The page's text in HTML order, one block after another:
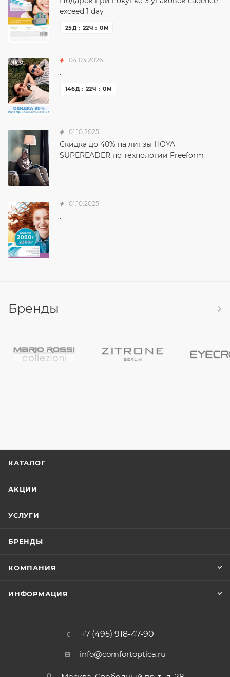
exceed 1 day
25д 22ч 0м
04.03.2026
.
146д 22ч 0м
01.10.2025
Скидка до 40% на линзы HOYA
SUPEREADER по технологии Freeform
01.10.2025
.
Бренды
КАТАЛОГ
АКЦИИ
УСЛУГИ
БРЕНДЫ
КОМПАНИЯ
ИНФОРМАЦИЯ
+7 (495) 918-47-90
info@comfortoptica.ru